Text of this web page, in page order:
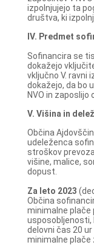
izpolnjujejo ta
društva, ki
IV. Predmet
Sofinancira se
dokažejo
vključno V. ravni
dokažejo, da bo
NVO in zaposlijo
V. Višina in
Občina
udeleženca
stroškov
višine, malice,
dopust.
Za leto 2023
Občina
minimalne plače
usposobljenosti,
delovni čas 20
minimalne plače